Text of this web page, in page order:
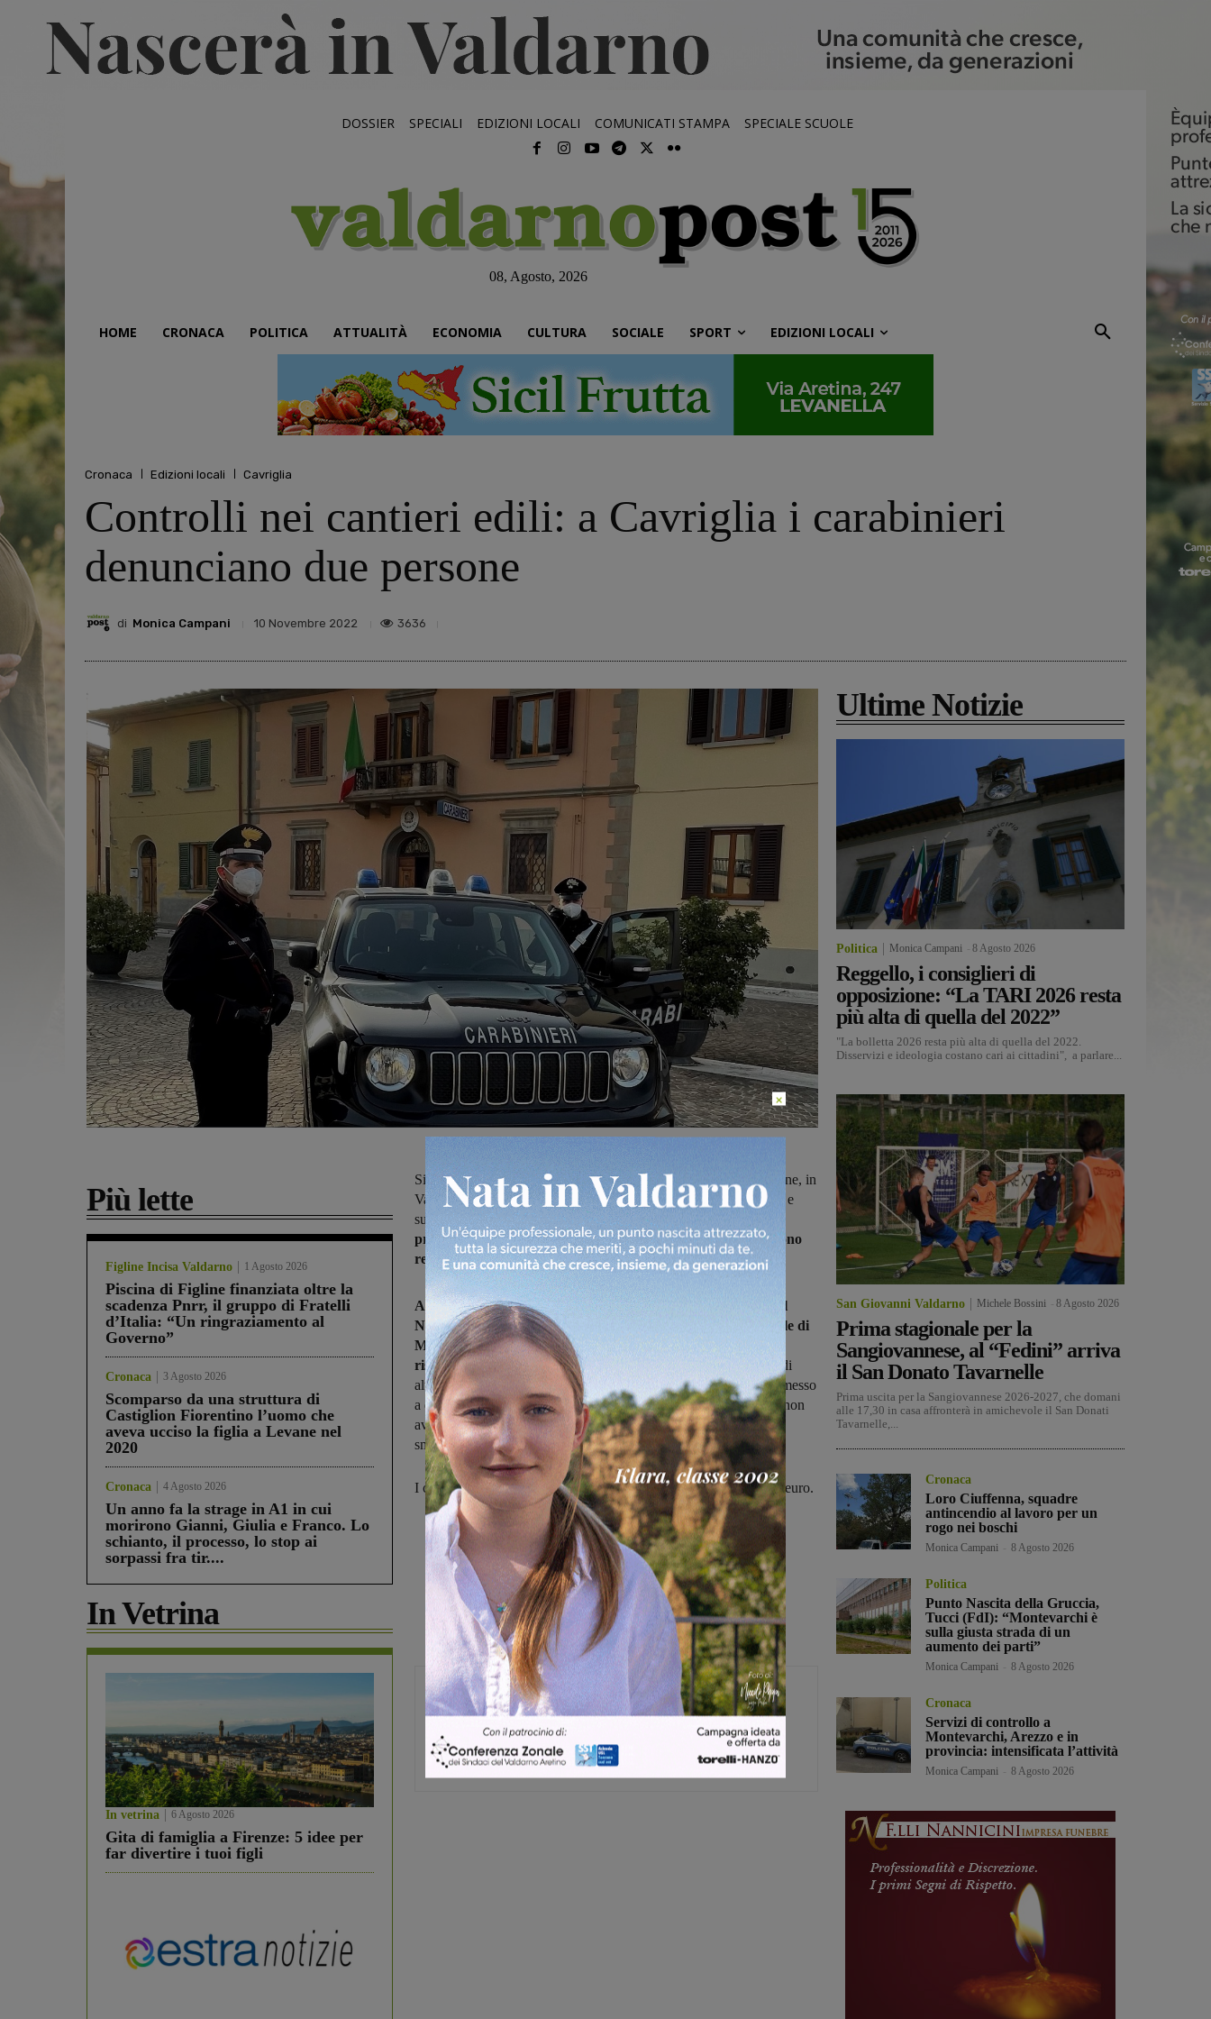
DOSSIER SPECIALI EDIZIONI LOCALI COMUNICATI STAMPA SPECIALE SCUOLE
08, Agosto, 2026
HOME CRONACA POLITICA ATTUALITÀ ECONOMIA CULTURA SOCIALE SPORT EDIZIONI LOCALI
Cronaca Edizioni locali Cavriglia
Controlli nei cantieri edili: a Cavriglia i carabinieri
denunciano due persone
di Monica Campani 10 Novembre 2022 3636
Più lette
Figline Incisa Valdarno 1 Agosto 2026
Piscina di Figline finanziata oltre la
scadenza Pnrr, il gruppo di Fratelli
d’Italia: “Un ringraziamento al
Governo”
Cronaca 3 Agosto 2026
Scomparso da una struttura di
Castiglion Fiorentino l’uomo che
aveva ucciso la figlia a Levane nel
2020
Cronaca 4 Agosto 2026
Un anno fa la strage in A1 in cui
morirono Gianni, Giulia e Franco. Lo
schianto, il processo, lo stop ai
sorpassi fra tir....
In Vetrina
In vetrina 6 Agosto 2026
Gita di famiglia a Firenze: 5 idee per
far divertire i tuoi figli
Si sono intensificati e continueranno anche nelle prossime settimane, in
Valdarno e in tutto il territorio provinciale, i controlli sulla legalità e
sulla sicurezza nei luoghi di lavoro. I carabinieri del comando
provinciale di Arezzo e della compagnia di San Giovanni si sono
recati in alcuni cantieri.
A Cavriglia, i militari della locale stazione, insieme a quelli del
Nucleo Ispettorato del Lavoro di Arezzo e dell’Arma Forestale di
Montevarchi, hanno controllato un cantiere per la
ristrutturazione di alcune palazzine residenziali. I due titolari di
altrettante società sono stati denunciati in stato di libertà per aver messo
a disposizione dei lavoratori attrezzature non regolamentari e per non
aver elaborato i disegni esecutivi del piano di montaggio, uso e
smontaggio del ponteggio metallico fisso allestito.
I carabinieri hanno anche sanzionato i due per complessivi 2.725 euro.
Monica Campani
Direttore
Ultime Notizie
Politica Monica Campani 8 Agosto 2026
Reggello, i consiglieri di
opposizione: “La TARI 2026 resta
più alta di quella del 2022”
"La bolletta 2026 resta più alta di quella del 2022.
Disservizi e ideologia costano cari ai cittadini", a parlare...
San Giovanni Valdarno Michele Bossini 8 Agosto 2026
Prima stagionale per la
Sangiovannese, al “Fedini” arriva
il San Donato Tavarnelle
Prima uscita per la Sangiovannese 2026-2027, che domani
alle 17,30 in casa affronterà in amichevole il San Donati
Tavarnelle,...
Cronaca
Loro Ciuffenna, squadre
antincendio al lavoro per un
rogo nei boschi
Monica Campani 8 Agosto 2026
Politica
Punto Nascita della Gruccia,
Tucci (FdI): “Montevarchi è
sulla giusta strada di un
aumento dei parti”
Monica Campani 8 Agosto 2026
Cronaca
Servizi di controllo a
Montevarchi, Arezzo e in
provincia: intensificata l’attività
Monica Campani 8 Agosto 2026
×